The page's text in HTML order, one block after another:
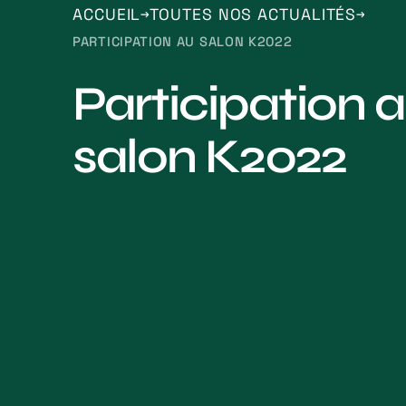
ACCUEIL TOUTES NOS ACTUALITÉS
PARTICIPATION AU SALON K2022
Participation
salon K2022